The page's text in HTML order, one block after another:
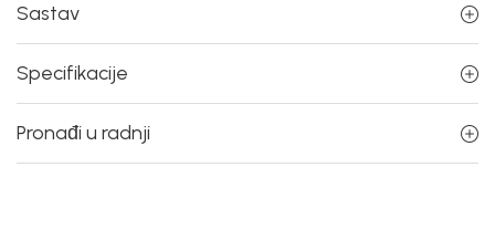
Sastav
Specifikacije
Pronađi u radnji